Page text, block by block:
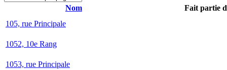
Nom
Fait partie
105, rue Principale
1052, 10e Rang
1053, rue Principale